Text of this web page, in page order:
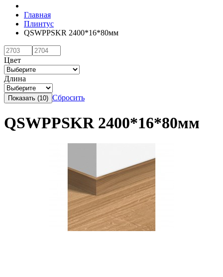
Главная
Плинтус
QSWPPSKR 2400*16*80мм
Цвет
Длина
Сбросить
QSWPPSKR 2400*16*80мм